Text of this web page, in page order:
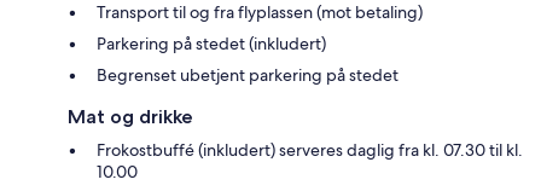
Transport til og fra flyplassen (mot betaling)
Parkering på stedet (inkludert)
Begrenset ubetjent parkering på stedet
Mat og drikke
Frokostbuffé (inkludert) serveres daglig fra kl. 07.30 til kl.
10.00